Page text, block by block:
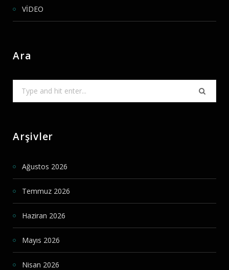
VİDEO
Ara
Arşivler
Ağustos 2026
Temmuz 2026
Haziran 2026
Mayıs 2026
Nisan 2026